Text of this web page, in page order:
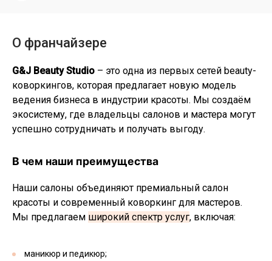
О франчайзере
G&J Beauty Studio – это одна из первых сетей beauty-
коворкингов, которая предлагает новую модель
ведения бизнеса в индустрии красоты. Мы создаём
экосистему, где владельцы салонов и мастера могут
успешно сотрудничать и получать выгоду.
В чем наши преимущества
Наши салоны объединяют премиальный салон
красоты и современный коворкинг для мастеров.
Мы предлагаем широкий спектр услуг, включая:
маникюр и педикюр;